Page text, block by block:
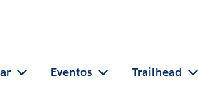
Eventos Trailhead